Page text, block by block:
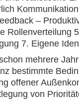
–
Rollenverteilung
7. Eigene
mehrere
bestimmte
offener
von